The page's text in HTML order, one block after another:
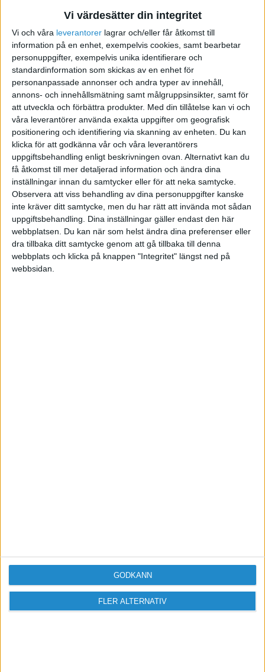
Vi värdesätter din integritet
Vi och våra leverantorer lagrar och/eller får åtkomst till
information på en enhet, exempelvis cookies, samt bearbetar
personuppgifter, exempelvis unika identifierare och
standardinformation som skickas av en enhet för
personanpassade annonser och andra typer av innehåll,
annons- och innehållsmätning samt målgruppsinsikter, samt för
att utveckla och förbättra produkter. Med din tillåtelse kan vi och
våra leverantörer använda exakta uppgifter om geografisk
positionering och identifiering via skanning av enheten. Du kan
klicka för att godkänna vår och våra leverantörers
uppgiftsbehandling enligt beskrivningen ovan. Alternativt kan du
få åtkomst till mer detaljerad information och ändra dina
inställningar innan du samtycker eller för att neka samtycke.
Observera att viss behandling av dina personuppgifter kanske
inte kräver ditt samtycke, men du har rätt att invända mot sådan
uppgiftsbehandling. Dina inställningar gäller endast den här
webbplatsen. Du kan när som helst ändra dina preferenser eller
dra tillbaka ditt samtycke genom att gå tillbaka till denna
webbplats och klicka på knappen "Integritet" längst ned på
webbsidan.
FLER ALTERNATIV
GODKÄNN
Tråd i Allmänt 3
för 18 år sedan
Ange exakt vad i faktura?
Svar
i Bokföring forum, Skatter och
Företagsformer
Ange exakt vad i faktura?
Svar
i Bokföring forum, Skatter och
Företagsformer
för 18 år sedan
När måste man periodisera en kostnad???
Ber om snabbt svar
Svar
i Bokföring forum, Skatter och
Företagsformer
för 18 år sedan
Pressmeddelande: Lansering av ny
mötesplats för företagare.
Vi verkar för landets viktigaste arbetsgivare och
värdeskapare - småföretagaren.